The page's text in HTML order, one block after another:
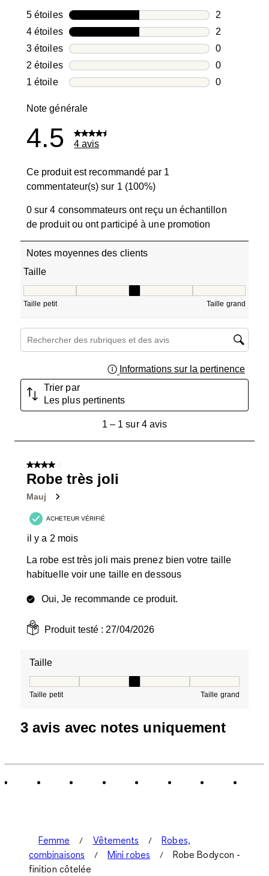
5 étoilesétoiles
2
2 avis avec
4 étoilesétoiles
2
2 avis avec
3 étoilesétoiles
0
0 avis avec
2 étoilesétoiles
0
0 avis avec
1 étoileétoiles
0
Note générale
4.5 4 avis
Ce produit est recommandé par 1
commentateur(s) sur 1 (100%)
0 sur 4 consommateurs ont reçu un échantillon
de produit ou ont participé à une promotion
Notes moyennes des clients
Taille
Taille petit Taille grand
Zone de recherche de sujet et d'avis
Informations sur la pertinence
Trier par
Les plus pertinents
sur
avis.
1– 1 sur 4 avis
4 sur 5 étoiles.
Robe très joli
Mauj
ACHETEUR VÉRIFIÉ
il y a 2 mois
La robe est très joli mais prenez bien votre taille
habituelle voir une taille en dessous
Oui, Je recommande ce produit.
Produit testé :27/04/2026
Taille
Taille petit Taille grand
3 avis avec notes uniquement
Femme Vêtements
Robes,
combinaisons
Mini robes
Robe Bodycon -
finition côtelée